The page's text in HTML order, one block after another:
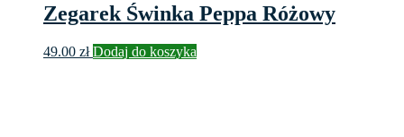
Zegarek Świnka Peppa Różowy
49.00 zł Dodaj do koszyka